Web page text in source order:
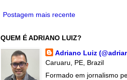
Postagem mais recente
QUEM É ADRIANO LUIZ?
Adriano Luiz
Caruaru, PE, Brazil
Formado em jornalismo